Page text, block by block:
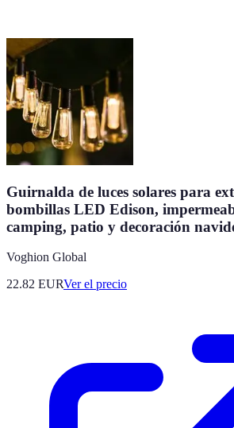
Guirnalda de luces solares para
bombillas LED Edison,
camping, patio y decoración
Voghion Global
22.82 EURVer el precio